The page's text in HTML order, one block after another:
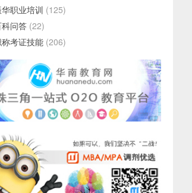
职业培训 (125)
问答 (22)
考证技能 (206)